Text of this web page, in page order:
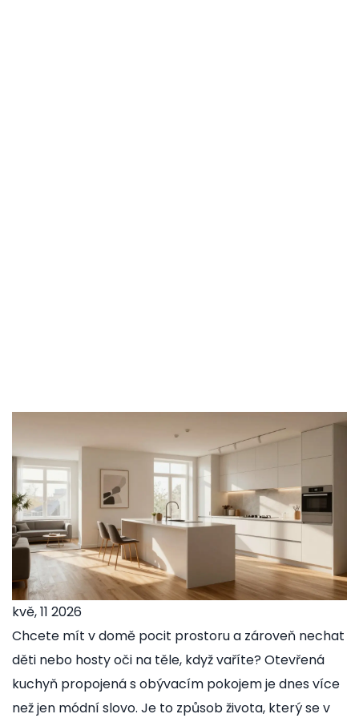
kvě, 11 2026
Chcete mít v domě pocit prostoru a zároveň nechat
děti nebo hosty oči na těle, když vaříte? Otevřená
kuchyň propojená s obývacím pokojemje dnes více
než jen módní slovo. Je to způsob života, který se v